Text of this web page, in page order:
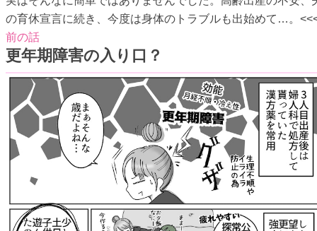
の育休宣言に続き、今度は身体のトラブルも出始めて…。
前の話
更年期障害の入り口？